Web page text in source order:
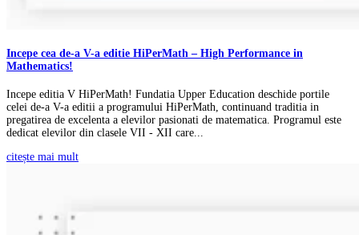
Incepe cea de-a V-a editie HiPerMath – High Performance in
Mathematics!
Incepe editia V HiPerMath! Fundatia Upper Education deschide portile
celei de-a V-a editii a programului HiPerMath, continuand traditia in
pregatirea de excelenta a elevilor pasionati de matematica. Programul este
dedicat elevilor din clasele VII - XII care...
citește mai mult